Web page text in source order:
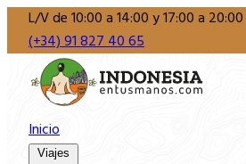
L/V de 10:00 a 14:00 y 17:00 a 20:00
(+34) 91 827 40 65
Inicio